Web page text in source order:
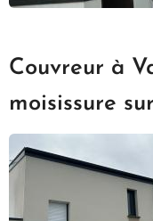
Couvreur à
moisissure